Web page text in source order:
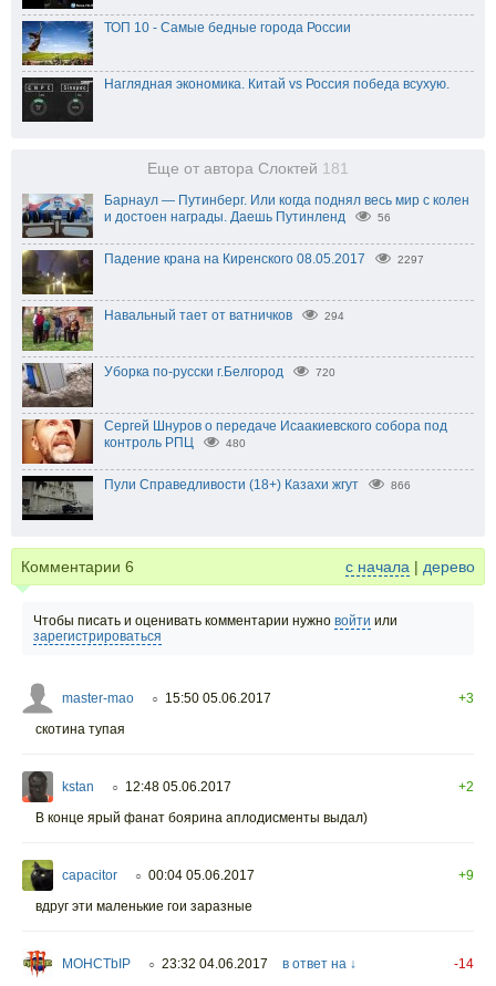
ТОП 10 - Самые бедные города России
Наглядная экономика. Китай vs Россия победа всухую.
Еще от автора Слоктей 181
Барнаул — Путинберг. Или когда поднял весь мир с колен
и достоен награды. Даешь Путинленд
56
Падение крана на Киренского 08.05.2017 2297
Навальный тает от ватничков 294
Уборка по-русски г.Белгород 720
Сергей Шнуров о передаче Исаакиевского собора под
контроль РПЦ
480
Пули Справедливости (18+) Казахи жгут 866
Комментарии 6 с начала | дерево
Чтобы писать и оценивать комментарии нужно войти или
зарегистрироваться
master-mao ○ 15:50 05.06.2017
+3
скотина тупая
kstan ○ 12:48 05.06.2017
+2
В конце ярый фанат боярина аплодисменты выдал)
capacitor ○ 00:04 05.06.2017
+9
вдруг эти маленькие гои заразные
MOHCTbIP ○ 23:32 04.06.2017 в ответ на ↓
-14